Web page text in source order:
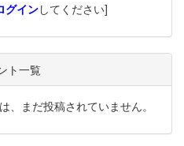
グインしてください]
ト一覧
、まだ投稿されていません。